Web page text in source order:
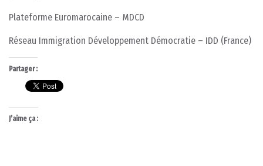
Plateforme Euromarocaine – MDCD
Réseau Immigration Développement Démocratie – IDD (France)
Partager :
J’aime ça :